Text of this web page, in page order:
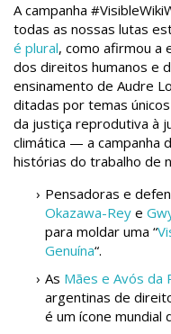
A campanha
todas as nossas lutas
é plural, como afirmou a
dos direitos humanos e
ensinamento de Audre
ditadas por temas
da justiça reprodutiva à
climática — a campanha
histórias do trabalho de
Pensadoras e
Okazawa-Reye
para moldar uma “
Genuína“.
As Mães e Avós da
argentinas de
é um ícone mundial